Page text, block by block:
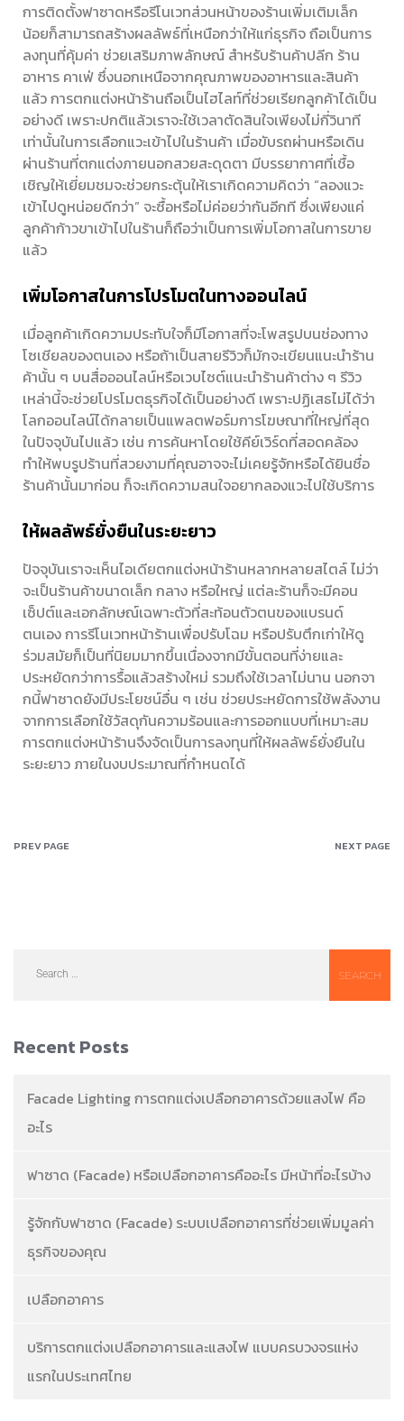
การติดตั้งฟาซาดหรือรีโนเวทส่วนหน้าของร้านเพิ่มเติมเล็ก
น้อยก็สามารถสร้างผลลัพธ์ที่เหนือกว่าให้แก่ธุรกิจ ถือเป็นการ
ลงทุนที่คุ้มค่า ช่วยเสริมภาพลักษณ์ สำหรับร้านค้าปลีก ร้าน
อาหาร คาเฟ่ ซึ่งนอกเหนือจากคุณภาพของอาหารและสินค้า
แล้ว การตกแต่งหน้าร้านถือเป็นไฮไลท์ที่ช่วยเรียกลูกค้าได้เป็น
อย่างดี เพราะปกติแล้วเราจะใช้เวลาตัดสินใจเพียงไม่กี่วินาที
เท่านั้นในการเลือกแวะเข้าไปในร้านค้า เมื่อขับรถผ่านหรือเดิน
ผ่านร้านที่ตกแต่งภายนอกสวยสะดุดตา มีบรรยากาศที่เชื้อ
เชิญให้เยี่ยมชมจะช่วยกระตุ้นให้เราเกิดความคิดว่า “ลองแวะ
เข้าไปดูหน่อยดีกว่า” จะซื้อหรือไม่ค่อยว่ากันอีกที ซึ่งเพียงแค่
ลูกค้าก้าวขาเข้าไปในร้านก็ถือว่าเป็นการเพิ่มโอกาสในการขาย
แล้ว
เพิ่มโอกาสในการโปรโมตในทางออนไลน์
เมื่อลูกค้าเกิดความประทับใจก็มีโอกาสที่จะโพสรูปบนช่องทาง
โซเชียลของตนเอง หรือถ้าเป็นสายรีวิวก็มักจะเขียนแนะนำร้าน
ค้านั้น ๆ บนสื่อออนไลน์หรือเวบไซต์แนะนำร้านค้าต่าง ๆ รีวิว
เหล่านี้จะช่วยโปรโมตธุรกิจได้เป็นอย่างดี เพราะปฏิเสธไม่ได้ว่า
โลกออนไลน์ได้กลายเป็นแพลตฟอร์มการโฆษณาที่ใหญ่ที่สุด
ในปัจจุบันไปแล้ว เช่น การค้นหาโดยใช้คีย์เวิร์ดที่สอดคล้อง
ทำให้พบรูปร้านที่สวยงามที่คุณอาจจะไม่เคยรู้จักหรือได้ยินชื่อ
ร้านค้านั้นมาก่อน ก็จะเกิดความสนใจอยากลองแวะไปใช้บริการ
ให้ผลลัพธ์ยั่งยืนในระยะยาว
ปัจจุบันเราจะเห็นไอเดียตกแต่งหน้าร้านหลากหลายสไตล์ ไม่ว่า
จะเป็นร้านค้าขนาดเล็ก กลาง หรือใหญ่ แต่ละร้านก็จะมีคอน
เซ็ปต์และเอกลักษณ์เฉพาะตัวที่สะท้อนตัวตนของแบรนด์
ตนเอง การรีโนเวทหน้าร้านเพื่อปรับโฉม หรือปรับตึกเก่าให้ดู
ร่วมสมัยก็เป็นที่นิยมมากขึ้นเนื่องจากมีขั้นตอนที่ง่ายและ
ประหยัดกว่าการรื้อแล้วสร้างใหม่ รวมถึงใช้เวลาไม่นาน นอกจา
กนี้ฟาซาดยังมีประโยชน์อื่น ๆ เช่น ช่วยประหยัดการใช้พลังงาน
จากการเลือกใช้วัสดุกันความร้อนและการออกแบบที่เหมาะสม
การตกแต่งหน้าร้านจึงจัดเป็นการลงทุนที่ให้ผลลัพธ์ยั่งยืนใน
ระยะยาว ภายในงบประมาณที่กำหนดได้
PREV PAGE NEXT PAGE
Recent Posts
Facade Lighting การตกแต่งเปลือกอาคารด้วยแสงไฟ คือ
อะไร
ฟาซาด (Facade) หรือเปลือกอาคารคืออะไร มีหน้าที่อะไรบ้าง
รู้จักกับฟาซาด (Facade) ระบบเปลือกอาคารที่ช่วยเพิ่มมูลค่า
ธุรกิจของคุณ
เปลือกอาคาร
บริการตกแต่งเปลือกอาคารและแสงไฟ แบบครบวงจรแห่ง
แรกในประเทศไทย